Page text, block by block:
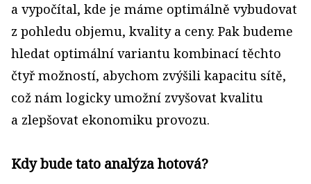
a vypočítal, kde je máme optimálně vybudovat
z pohledu objemu, kvality a ceny. Pak budeme
hledat optimální variantu kombinací těchto
čtyř možností, abychom zvýšili kapacitu sítě,
což nám logicky umožní zvyšovat kvalitu
a zlepšovat ekonomiku provozu.
Kdy bude tato analýza hotová?